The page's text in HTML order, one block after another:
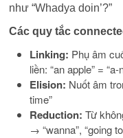
như “Whadya doin’?”
Các quy tắc
Linking: Phụ âm
liền: “an apple” = “a-
Elision: Nuốt âm
time”
Reduction: Từ
→ “wanna”, “going